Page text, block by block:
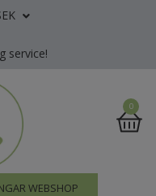
service!
WEBSHOP
0